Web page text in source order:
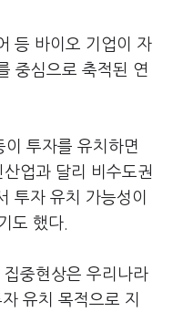
등 바이오 기업이 자
중심으로 축적된 연
이 투자를 유치하면
업과 달리 비수도권
투자 유치 가능성이
도 했다.
중현상은 우리나라
유치 목적으로 지